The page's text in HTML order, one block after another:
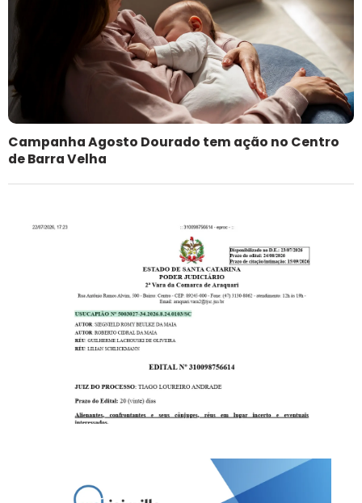
Campanha Agosto Dourado tem ação no Centro
de Barra Velha